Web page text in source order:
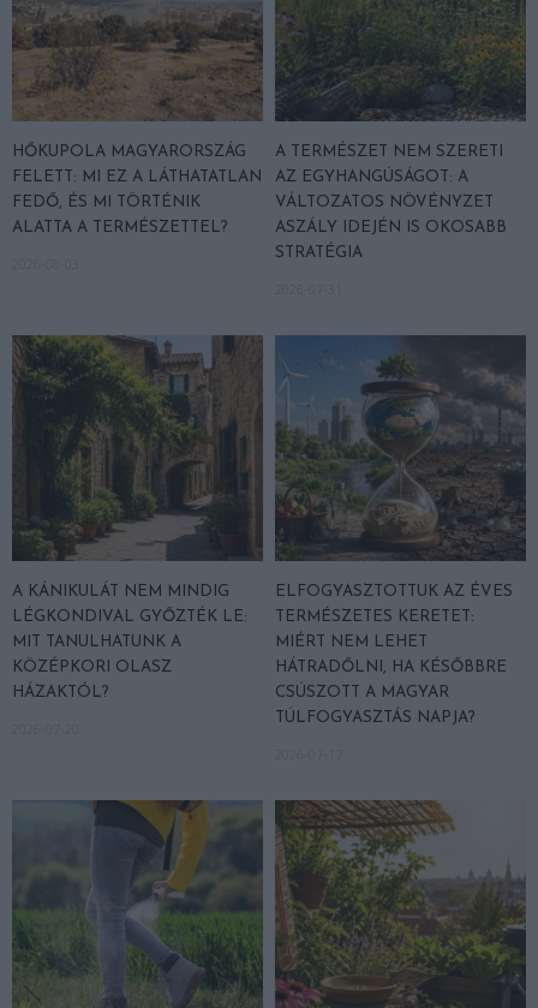
HŐKUPOLA MAGYARORSZÁG
FELETT: MI EZ A LÁTHATATLAN
FEDŐ, ÉS MI TÖRTÉNIK
ALATTA A TERMÉSZETTEL?
A TERMÉSZET NEM SZERETI
AZ EGYHANGÚSÁGOT: A
VÁLTOZATOS NÖVÉNYZET
ASZÁLY IDEJÉN IS OKOSABB
STRATÉGIA
A KÁNIKULÁT NEM MINDIG
LÉGKONDIVAL GYŐZTÉK LE:
MIT TANULHATUNK A
KÖZÉPKORI OLASZ
HÁZAKTÓL?
ELFOGYASZTOTTUK AZ ÉVES
TERMÉSZETES KERETET:
MIÉRT NEM LEHET
HÁTRADŐLNI, HA KÉSŐBBRE
CSÚSZOTT A MAGYAR
TÚLFOGYASZTÁS NAPJA?